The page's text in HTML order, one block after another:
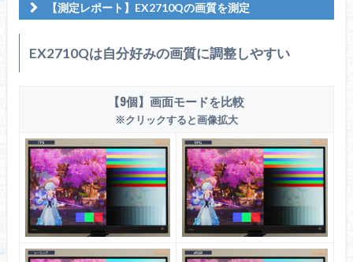
【測定レポート】EX2710Qの画質を測定
Calibrite Display Plus HL (CCPLHL-PPV2)
備考：i1 Pro 2でMatrix補正済み
Amazonで探す
EX2710Qは自分好みの画質に調整しやすい
【9個】画面モードを比較
※クリックすると画像拡大